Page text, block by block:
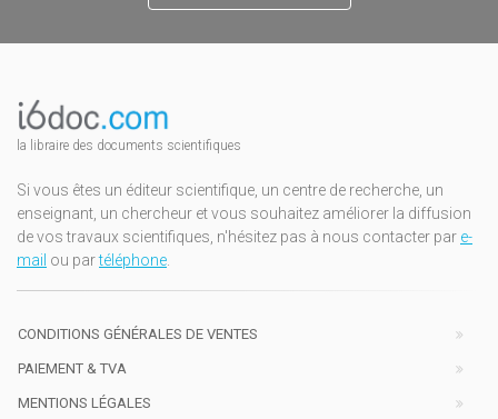
la libraire des documents scientifiques
Si vous êtes un éditeur scientifique, un centre de recherche, un
enseignant, un chercheur et vous souhaitez améliorer la diffusion
de vos travaux scientifiques, n'hésitez pas à nous contacter par e-
mail ou partéléphone
CONDITIONS GÉNÉRALES DE VENTES
PAIEMENT & TVA
MENTIONS LÉGALES